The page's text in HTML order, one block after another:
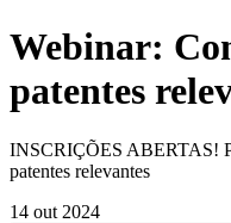
Webinar:
patentes
INSCRIÇÕES ABERTAS!
patentes relevantes
14 out 2024